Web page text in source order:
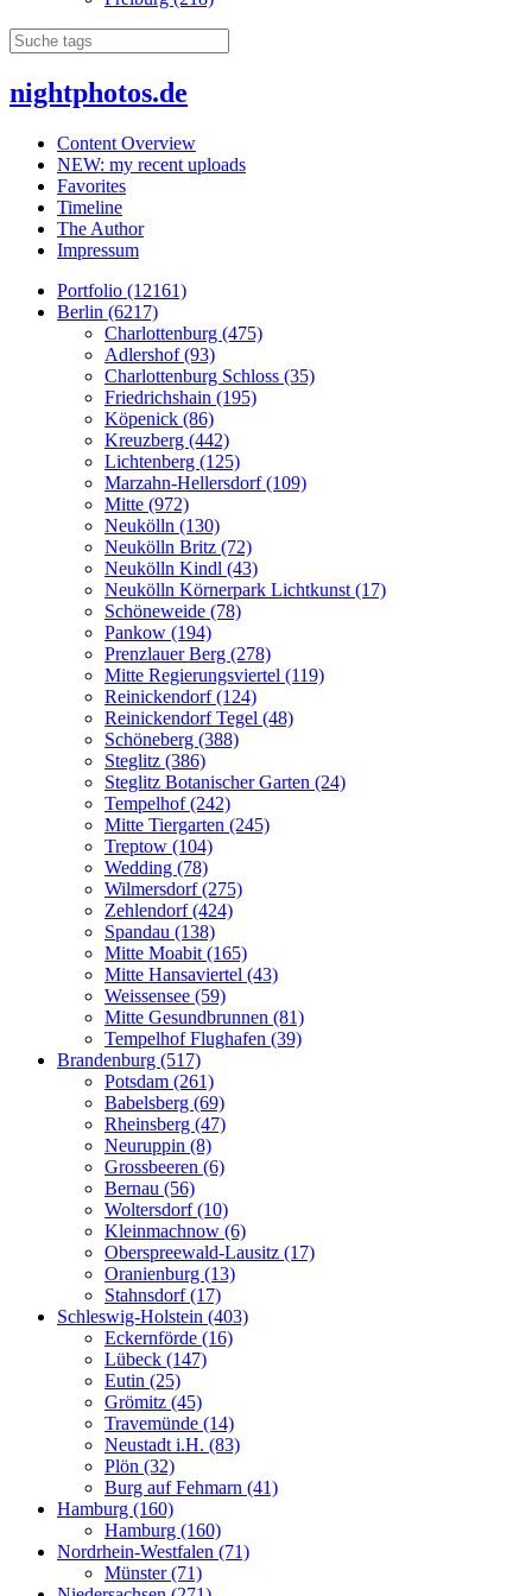
nightphotos.de
Content Overview
NEW: my recent uploads
Favorites
Timeline
The Author
Impressum
Portfolio (12161)
Berlin (6217)
Charlottenburg (475)
Adlershof (93)
Charlottenburg Schloss (35)
Friedrichshain (195)
Köpenick (86)
Kreuzberg (442)
Lichtenberg (125)
Marzahn-Hellersdorf (109)
Mitte (972)
Neukölln (130)
Neukölln Britz (72)
Neukölln Kindl (43)
Neukölln Körnerpark Lichtkunst (17)
Schöneweide (78)
Pankow (194)
Prenzlauer Berg (278)
Mitte Regierungsviertel (119)
Reinickendorf (124)
Reinickendorf Tegel (48)
Schöneberg (388)
Steglitz (386)
Steglitz Botanischer Garten (24)
Tempelhof (242)
Mitte Tiergarten (245)
Treptow (104)
Wedding (78)
Wilmersdorf (275)
Zehlendorf (424)
Spandau (138)
Mitte Moabit (165)
Mitte Hansaviertel (43)
Weissensee (59)
Mitte Gesundbrunnen (81)
Tempelhof Flughafen (39)
Brandenburg (517)
Potsdam (261)
Babelsberg (69)
Rheinsberg (47)
Neuruppin (8)
Grossbeeren (6)
Bernau (56)
Woltersdorf (10)
Kleinmachnow (6)
Oberspreewald-Lausitz (17)
Oranienburg (13)
Stahnsdorf (17)
Schleswig-Holstein (403)
Eckernförde (16)
Lübeck (147)
Eutin (25)
Grömitz (45)
Travemünde (14)
Neustadt i.H. (83)
Plön (32)
Burg auf Fehmarn (41)
Hamburg (160)
Hamburg (160)
Nordrhein-Westfalen (71)
Münster (71)